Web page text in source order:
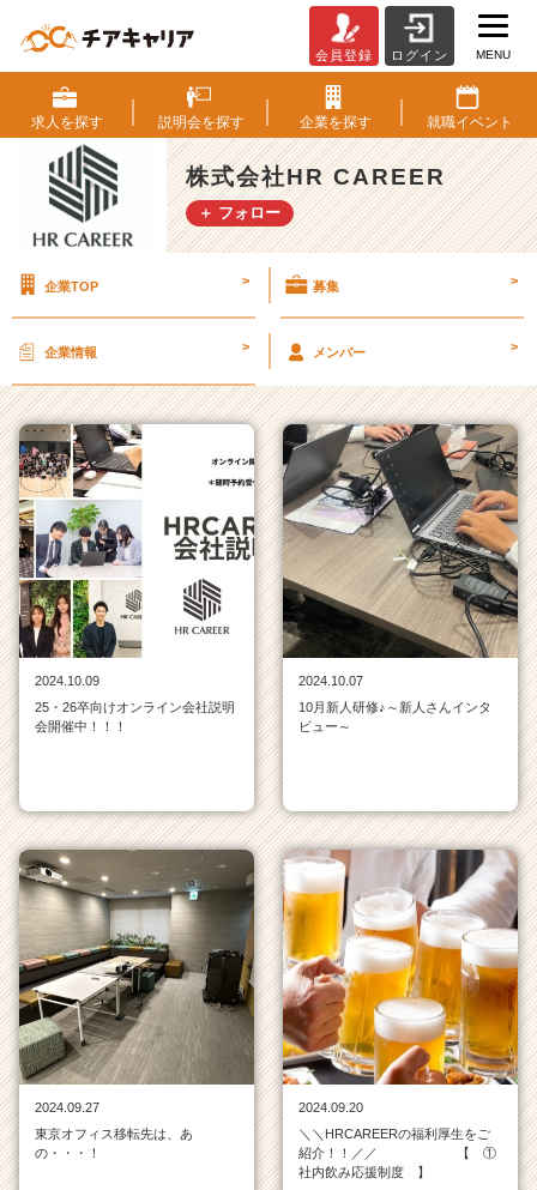
式
会
社
H
R
C
E
タ
イ
ラ
ン
一
ベ
ー・
業
か
ス
カ
ト
が
届
く
就
会員登録 ログイン MENU
求人を探す 説明会を探す 企業を探す 就職イベント
株式会社HR CAREER
＋ フォロー
企業TOP > 募集 >
企業情報 > メンバー >
2024.10.09
25・26卒向けオンライン会社説明
会開催中！！！
2024.10.07
10月新人研修♪～新人さんインタ
ビュー～
2024.09.27
東京オフィス移転先は、あ
の・・・！
2024.09.20
＼＼HRCAREERの福利厚生をご
紹介！！／／ 【 ①
社内飲み応援制度 】